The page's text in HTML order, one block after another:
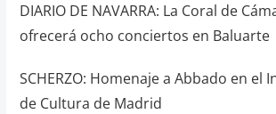
DIARIO DE NAVARRA: La Coral de
ofrecerá ocho conciertos en Baluarte
SCHERZO: Homenaje a Abbado en el
de Cultura de Madrid